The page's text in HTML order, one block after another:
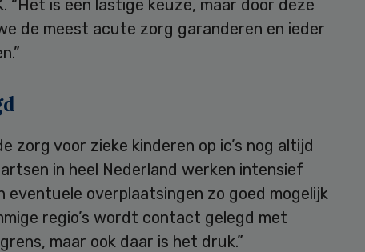
“Het is een lastige keuze, maar door deze
de meest acute zorg garanderen en ieder
zorg voor zieke kinderen op ic’s nog altijd
in heel Nederland werken intensief
eventuele overplaatsingen zo goed mogelijk
regio’s wordt contact gelegd met
maar ook daar is het druk.”